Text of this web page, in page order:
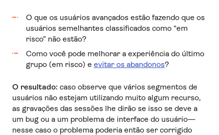
O que os usuários avançados estão fazendo que os
usuários semelhantes classificados como “em
risco” não estão?
Como você pode melhorar a experiência do último
grupo (em risco) e evitar os abandonos?
O resultado: caso observe que vários segmentos de
usuários não estejam utilizando muito algum recurso,
as gravações das sessões lhe dirão se isso se deve a
um bug ou a um problema de interface do usuário—
nesse caso o problema poderia então ser corrigido